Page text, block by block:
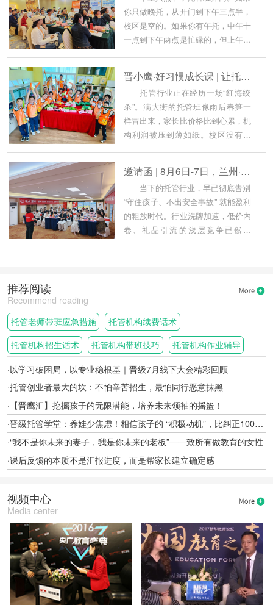
你只做晚托，从开门到下午三点半，
校区是空的。如果你有午托，中午十
一点到下午两点是忙碌的，但上午到
晋小鹰·好习惯成长课 | 让托管不只是托管
托管行业正在经历一场“红海绞
杀”。满大街的托管班像雨后春笋一
样冒出来，家长比价格比到心累，机
构利润被压到薄如纸。校区没有特
邀请函 | 8月6日-7日，兰州·武汉·郑州三站同开——晋级高效带班全攻略，等你来
当下的托管行业，早已彻底告别
“守住孩子、不出安全事故” 就能盈利
的粗放时代。行业洗牌加速，低价内
卷、礼品引流的浅层竞争已然失
推荐阅读
Recommend reading
托管老师带班应急措施
托管机构续费话术
托管机构招生话术
托管机构带班技巧
托管机构作业辅导
开学季
晋级大会·南宁站 托管机构转型 一老一小融合托管
·以学习破困局，以专业稳根基｜晋级7月线下大会精彩回顾
·托管创业者最大的坎：不怕辛苦招生，最怕同行恶意抹黑
·【晋鹰汇】挖掘孩子的无限潜能，培养未来领袖的摇篮！
·晋级托管学堂：养娃少焦虑！相信孩子的 “积极动机”，比纠正100个缺点更重要
·“我不是你未来的妻子，我是你未来的老板”——致所有做教育的女性
·课后反馈的本质不是汇报进度，而是帮家长建立确定感
视频中心
Media center